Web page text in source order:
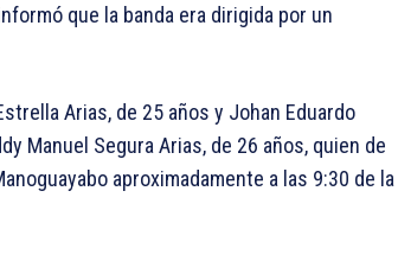
que la banda era dirigida por un
Arias, de 25 años y Johan Eduardo
Manuel Segura Arias, de 26 años, quien de
aproximadamente a las 9:30 de la